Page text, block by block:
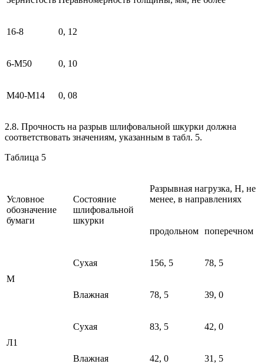
16-8 0, 12
6-М50 0, 10
М40-M14 0, 08
2.8. Прочность на разрыв шлифовальной шкурки должна
соответствовать значениям, указанным в табл. 5.
Таблица 5
Условное
обозначение
бумаги
Состояние
шлифовальной
шкурки
Разрывная нагрузка, Н, не
менее, в направлениях
продольном поперечном
М
Сухая 156, 5 78, 5
Влажная 78, 5 39, 0
Л1
Сухая 83, 5 42, 0
Влажная 42, 0 31, 5